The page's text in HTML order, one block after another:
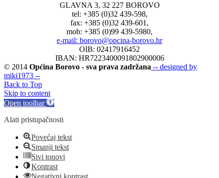
GLAVNA 3, 32 227 BOROVO
tel: +385 (0)32 439-598,
fax: +385 (0)32 439-601,
mob: +385 (0)99 439-5980,
e-mail: borovo@opcina-borovo.hr
OIB: 02417916452
IBAN: HR7223400091802900006
© 2014 Općina Borovo - sva prava zadržana -- designed by
miki1973 --
Back to Top
Skip to content
Open toolbar
Alati pristupačnosti
Povećaj tekst
Smanji tekst
Sivi tonovi
Kontrast
Negativni kontrast